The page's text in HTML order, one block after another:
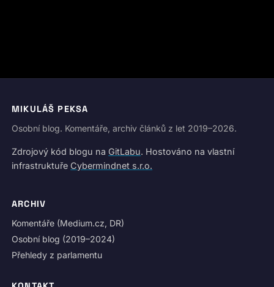
MIKULÁŠ PEKSA
Osobní blog. Komentáře, archiv článků z let 2019–2026.
Zdrojový kód blogu na GitLabu. Hostováno na vlastní
infrastruktuře Cybermindnet s.r.o.
ARCHIV
Komentáře (Medium.cz, DR)
Osobní blog (2019–2024)
Přehledy z parlamentu